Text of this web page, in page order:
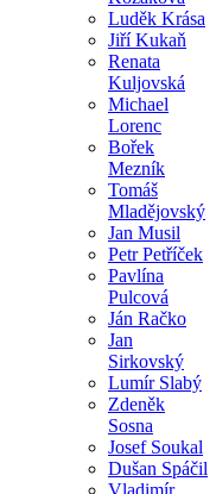
Luděk Krása
Jiří Kukaň
Renata
Kuljovská
Michael
Lorenc
Bořek
Mezník
Tomáš
Mladějovský
Jan Musil
Petr Petříček
Pavlína
Pulcová
Ján Račko
Jan
Sirkovský
Lumír Slabý
Zdeněk
Sosna
Josef Soukal
Dušan Spáčil
Vladimír